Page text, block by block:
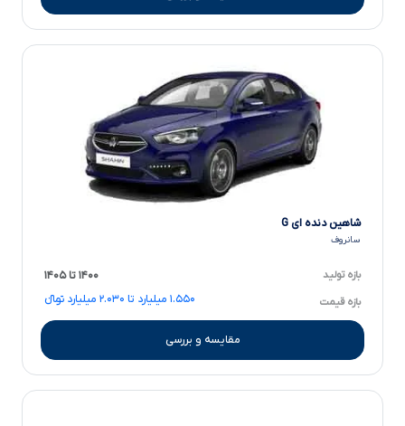
شاهین دنده ای G
سانروف
بازه تولید ۱۴۰۰ تا ۱۴۰۵
بازه قیمت ۱.۵۵۰ میلیارد تا ۲.۰۳۰ میلیارد تومانءءء
مقایسه و بررسی